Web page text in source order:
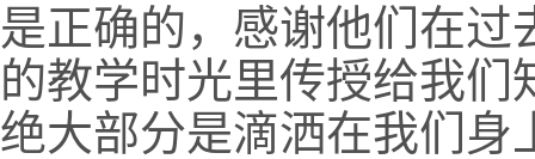
是正确的，感谢他们在
的教学时光里传授给我
绝大部分是滴洒在我们身